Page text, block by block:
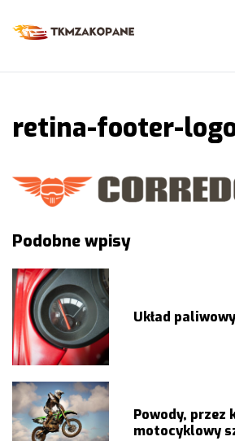
do
tkmzakopane.pl
retina-footer-
Nawigacja
wpisu
Podobne wpisy
Układ
Powody, przez
motocyklowy